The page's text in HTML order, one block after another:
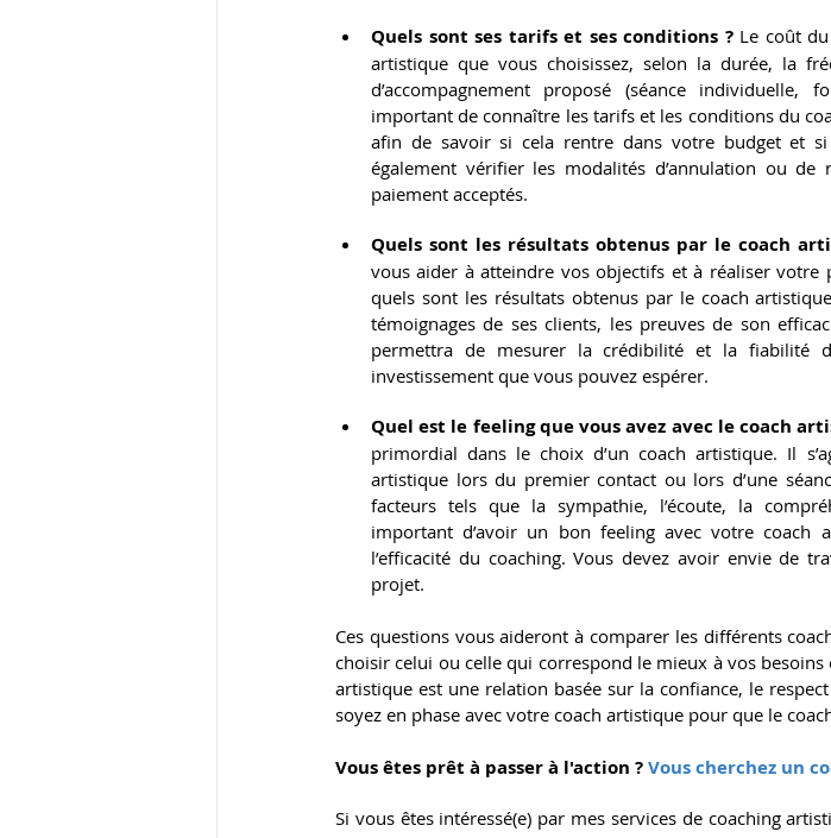
Quels sont ses tarifs et ses conditions ? Le coût du
artistique que vous choisissez, selon la durée, la
d’accompagnement proposé (séance individuelle,
important de connaître les tarifs et les conditions du
afin de savoir si cela rentre dans votre budget et
également vérifier les modalités d’annulation ou
paiement acceptés.
Quels sont les résultats obtenus par le coach
vous aider à atteindre vos objectifs et à réaliser
quels sont les résultats obtenus par le coach
témoignages de ses clients, les preuves de son
permettra de mesurer la crédibilité et la fiabilité
investissement que vous pouvez espérer.
Quel est le feeling que vous avez avec le coach
primordial dans le choix d’un coach artistique. Il
artistique lors du premier contact ou lors d’une
facteurs tels que la sympathie, l’écoute, la
important d’avoir un bon feeling avec votre
l’efficacité du coaching. Vous devez avoir envie de
projet.
Ces questions vous aideront à comparer les différents
choisir celui ou celle qui correspond le mieux à vos besoins
artistique est une relation basée sur la confiance, le
soyez en phase avec votre coach artistique pour que le
Vous êtes prêt à passer à l'action ? Vous cherchez un
Si vous êtes intéressé(e) par mes services de coaching